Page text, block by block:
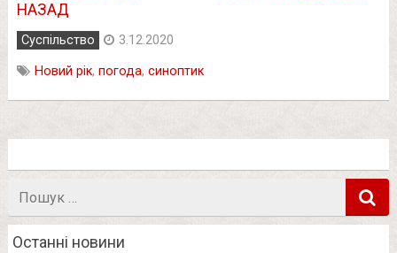
НАЗАД
Суспільство 3.12.2020
Новий рік, погода, синоптик
Останні новини